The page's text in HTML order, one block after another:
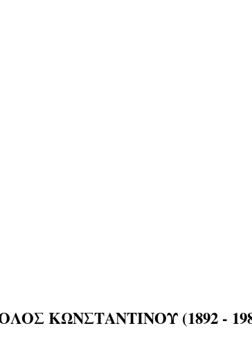
ΚΩΝΣΤΑΝΤΙΝΟΥ (1892 -